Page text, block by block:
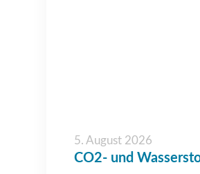
5. August 2026
CO2- und